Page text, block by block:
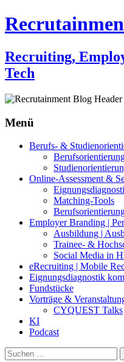
Recruiting,
Tech
Menü
Zum
Berufs- &
Online-Assessment &
Matching-Tools
Employer Branding |
Ausbildung |
Trainee- &
Social Media in
eRecruiting | Mobile
Eignungsdiagnostik
Fundstücke
Vorträge &
CYQUEST Talks
KI
Podcast
Suchen